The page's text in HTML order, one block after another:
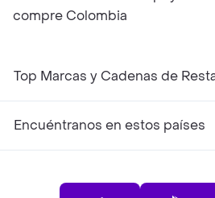
compre Colombia
Top Marcas y Cadenas de
Encuéntranos en estos países